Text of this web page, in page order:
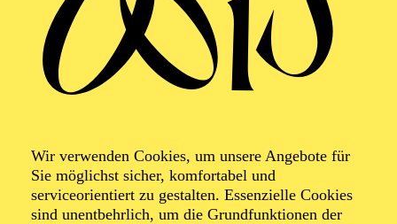
Wir verwenden Cookies, um unsere Angebote für
Sie möglichst sicher, komfortabel und
serviceorientiert zu gestalten. Essenzielle Cookies
sind unentbehrlich, um die Grundfunktionen der
Foto: Johan Sandberg